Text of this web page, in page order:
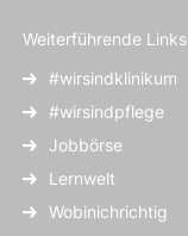
Weiterführende Links
#wirsindklinikum
#wirsindpflege
Jobbörse
Lernwelt
Wobinichrichtig